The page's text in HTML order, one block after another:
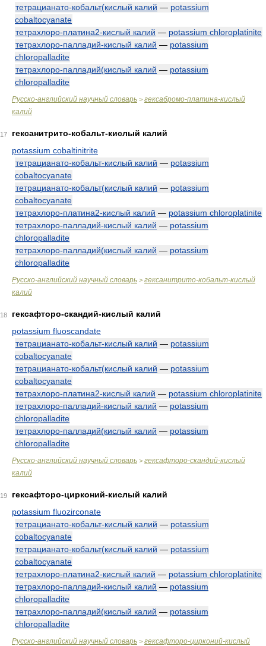
тетрацианато-кобальт(кислый калий — potassium
cobaltocyanate
тетрахлоро-платина2-кислый калий — potassium chloroplatinite
тетрахлоро-палладий-кислый калий — potassium
chloropalladite
тетрахлоро-палладий(кислый калий — potassium
chloropalladite
Русско-английский научный словарь > гексабромо-платина-кислый
калий
17
гексанитрито-кобальт-кислый калий
potassium cobaltinitrite
тетрацианато-кобальт-кислый калий — potassium
cobaltocyanate
тетрацианато-кобальт(кислый калий — potassium
cobaltocyanate
тетрахлоро-платина2-кислый калий — potassium chloroplatinite
тетрахлоро-палладий-кислый калий — potassium
chloropalladite
тетрахлоро-палладий(кислый калий — potassium
chloropalladite
Русско-английский научный словарь > гексанитрито-кобальт-кислый
калий
18
гексафторо-скандий-кислый калий
potassium fluoscandate
тетрацианато-кобальт-кислый калий — potassium
cobaltocyanate
тетрацианато-кобальт(кислый калий — potassium
cobaltocyanate
тетрахлоро-платина2-кислый калий — potassium chloroplatinite
тетрахлоро-палладий-кислый калий — potassium
chloropalladite
тетрахлоро-палладий(кислый калий — potassium
chloropalladite
Русско-английский научный словарь > гексафторо-скандий-кислый
калий
19
гексафторо-цирконий-кислый калий
potassium fluozirconate
тетрацианато-кобальт-кислый калий — potassium
cobaltocyanate
тетрацианато-кобальт(кислый калий — potassium
cobaltocyanate
тетрахлоро-платина2-кислый калий — potassium chloroplatinite
тетрахлоро-палладий-кислый калий — potassium
chloropalladite
тетрахлоро-палладий(кислый калий — potassium
chloropalladite
Русско-английский научный словарь > гексафторо-цирконий-кислый